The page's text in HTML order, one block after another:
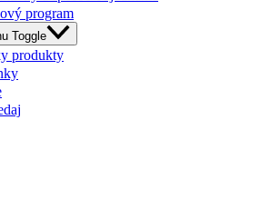
program
Toggle
produkty